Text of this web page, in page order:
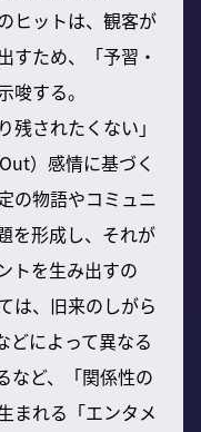
ヒットは、観客が
すため、「予習・
する。
残されたくない」
）感情に基づく
の物語やコミュニ
を形成し、それが
トを生み出すの
は、旧来のしがら
どによって異なる
など、「関係性の
まれる「エンタメ